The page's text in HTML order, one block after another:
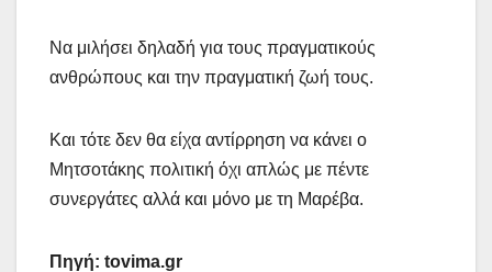
Να μιλήσει δηλαδή για τους πραγματικούς
ανθρώπους και την πραγματική ζωή τους.
Και τότε δεν θα είχα αντίρρηση να κάνει ο
Μητσοτάκης πολιτική όχι απλώς με πέντε
συνεργάτες αλλά και μόνο με τη Μαρέβα.
Πηγή: tovima.gr